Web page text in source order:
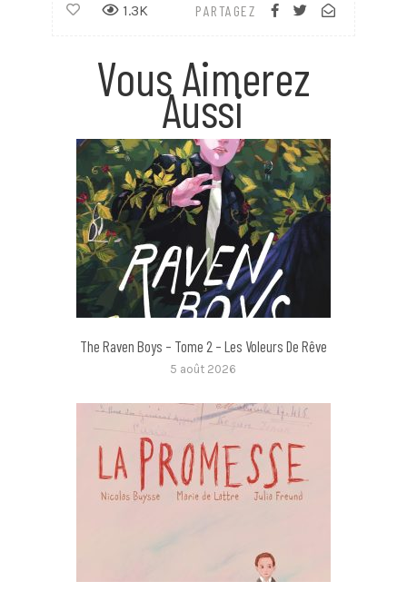
PARTAGEZ
1.3K
Vous Aimerez
Aussi
The Raven Boys – Tome 2 – Les Voleurs De Rêve
5 août 2026